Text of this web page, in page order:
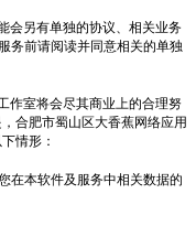
会另有单独的协议、相关业务
务前请阅读并同意相关的单独
作室将会尽其商业上的合理努
合肥市蜀山区大香蕉网络应用
情形：
在本软件及服务中相关数据的